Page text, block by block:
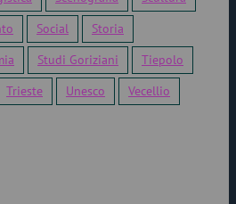
Social
Storia
Studi Goriziani
Tiepolo
Trieste Unesco
Vecellio